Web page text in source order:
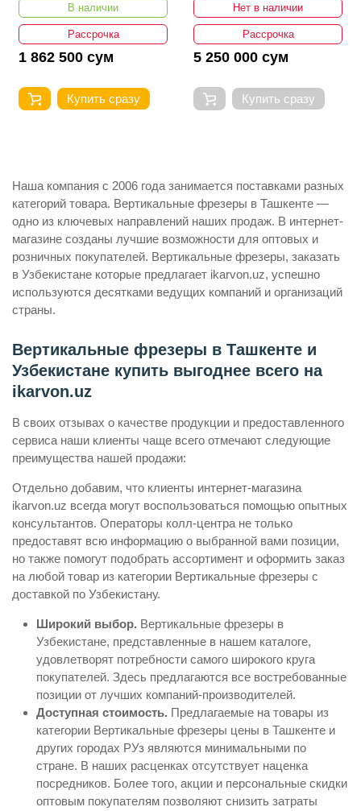
В наличии
Рассрочка
1 862 500 сум
Купить сразу
Нет в наличии
Рассрочка
5 250 000 сум
Купить сразу
Наша компания с 2006 года занимается поставками разных
категорий товара. Вертикальные фрезеры в Ташкенте —
одно из ключевых направлений наших продаж. В интернет-
магазине созданы лучшие возможности для оптовых и
розничных покупателей. Вертикальные фрезеры, заказать
в Узбекистане которые предлагает ikarvon.uz, успешно
используются десятками ведущих компаний и организаций
страны.
Вертикальные фрезеры в Ташкенте и
Узбекистане купить выгоднее всего на
ikarvon.uz
В своих отзывах о качестве продукции и предоставленного
сервиса наши клиенты чаще всего отмечают следующие
преимущества нашей продажи:
Отдельно добавим, что клиенты интернет-магазина
ikarvon.uz всегда могут воспользоваться помощью опытных
консультантов. Операторы колл-центра не только
предоставят всю информацию о выбранной вами позиции,
но также помогут подобрать ассортимент и оформить заказ
на любой товар из категории Вертикальные фрезеры с
доставкой по Узбекистану.
Широкий выбор. Вертикальные фрезеры в
Узбекистане, представленные в нашем каталоге,
удовлетворят потребности самого широкого круга
покупателей. Здесь предлагаются все востребованные
позиции от лучших компаний-производителей.
Доступная стоимость. Предлагаемые на товары из
категории Вертикальные фрезеры цены в Ташкенте и
других городах РУз являются минимальными по
стране. В наших расценках отсутствует наценка
посредников. Более того, акции и персональные скидки
оптовым покупателям позволяют снизить затраты